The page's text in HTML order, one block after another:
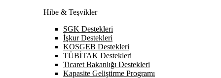
Hibe & Teşvikler
SGK Destekleri
İşkur Destekleri
KOSGEB Destekleri
TÜBİTAK Destekleri
Ticaret Bakanlığı Destekleri
Kapasite Geliştirme Programı